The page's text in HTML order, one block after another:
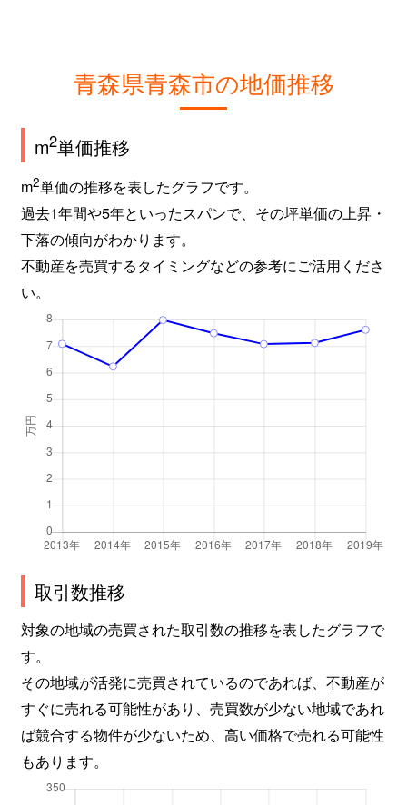
青森県青森市の地価推移
m2単価推移
m2単価の推移を表したグラフです。
過去1年間や5年といったスパンで、その坪単価の上昇・
下落の傾向がわかります。
不動産を売買するタイミングなどの参考にご活用くださ
い。
取引数推移
対象の地域の売買された取引数の推移を表したグラフで
す。
その地域が活発に売買されているのであれば、不動産が
すぐに売れる可能性があり、売買数が少ない地域であれ
ば競合する物件が少ないため、高い価格で売れる可能性
もあります。